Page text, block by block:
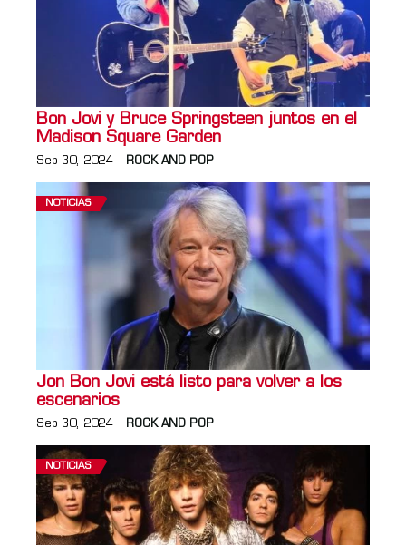
Bon Jovi y Bruce Springsteen juntos en el
Madison Square Garden
Sep 30, 2024 ROCK AND POP
NOTICIAS
Jon Bon Jovi está listo para volver a los
escenarios
Sep 30, 2024 ROCK AND POP
NOTICIAS